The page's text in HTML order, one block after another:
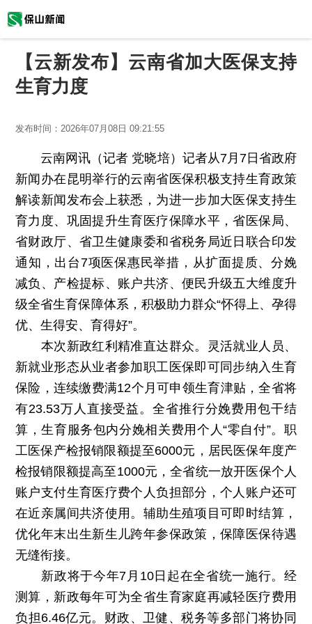
【云新发布】云南省加大医保支持
生育力度
发布时间： 2026年07月08日 09:21:55
云南网讯（记者 党晓培）记者从7月7日省政府
新闻办在昆明举行的云南省医保积极支持生育政策
解读新闻发布会上获悉，为进一步加大医保支持生
育力度、巩固提升生育医疗保障水平，省医保局、
省财政厅、省卫生健康委和省税务局近日联合印发
通知，出台7项医保惠民举措，从扩面提质、分娩
减负、产检提标、账户共济、便民升级五大维度升
级全省生育保障体系，积极助力群众“怀得上、孕得
优、生得安、育得好”。
本次新政红利精准直达群众。灵活就业人员、
新就业形态从业者参加职工医保即可同步纳入生育
保险，连续缴费满12个月可申领生育津贴，全省将
有23.53万人直接受益。全省推行分娩费用包干结
算，生育服务包内分娩相关费用个人“零自付”。职
工医保产检报销限额提至6000元，居民医保年度产
检报销限额提高至1000元，全省统一放开医保个人
账户支付生育医疗费个人负担部分，个人账户还可
在近亲属间共济使用。辅助生殖项目可即时结算，
优化年末出生新生儿跨年参保政策，保障医保待遇
无缝衔接。
新政将于今年7月10日起在全省统一施行。经
测算，新政每年可为全省生育家庭再减轻医疗费用
负担6.46亿元。财政、卫健、税务等多部门将协同